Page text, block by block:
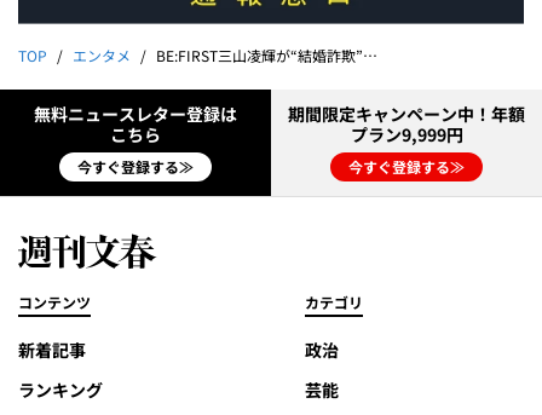
TOP エンタメ BE:FIRST三山凌輝が“結婚詐欺”1億円を貢がせていた！
無料ニュースレター登録は
こちら
今すぐ登録する≫
期間限定キャンペーン中！年額
プラン9,999円
今すぐ登録する≫
コンテンツ
新着記事
ランキング
カテゴリ
政治
芸能